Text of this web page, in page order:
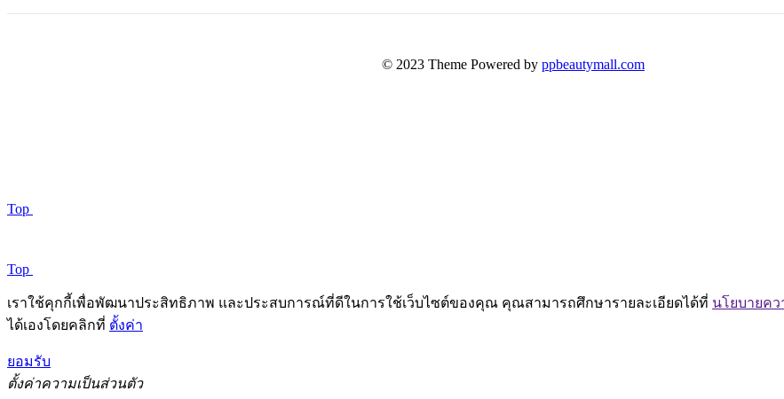
© 2023 Theme Powered by ppbeautymall.com
Top
Top
เราใช้คุกกี้เพื่อพัฒนาประสิทธิภาพ และประสบการณ์ที่ดีในการใช้เว็บไซต์ของคุณ คุณสามารถศึกษารายละเอียดได้ที่ นโยบายคว
ได้เองโดยคลิกที่ ตั้งค่า
ยอมรับ
ตั้งค่าความเป็นส่วนตัว